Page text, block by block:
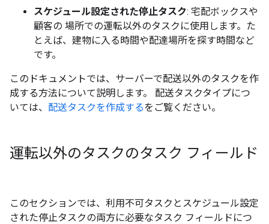
スケジュール設定された停止タスク: 宅配ボックスや
顧客の 場所での運転以外のタスクに使用します。た
とえば、建物に入る時間や配達場所を探す時間など
です。
このドキュメントでは、サーバーで配送以外のタスクを作
成する方法について説明します。 配送タスクタイプにつ
いては、 配送タスクを作成するをご覧ください。
運転以外のタスクのタスク フィールド
このセクションでは、利用不可タスクとスケジュール設定
された停止タスクの両方に必要なタスク フィールドにつ